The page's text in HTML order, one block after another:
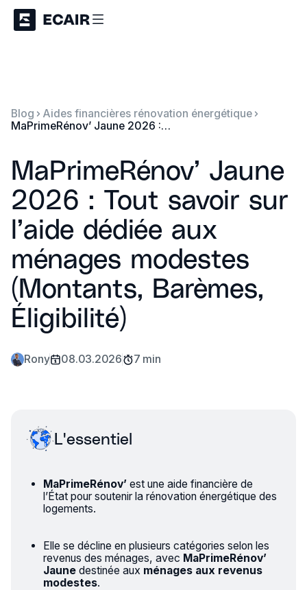
Blog
Aides financières rénovation énergétique
MaPrimeRénov’ Jaune 2026 : Tout savoir sur l’aide dédiée aux ménages modestes (Montants, Barèmes, Éligibilité)
MaPrimeRénov’ Jaune
2026 : Tout savoir sur
l’aide dédiée aux
ménages modestes
(Montants, Barèmes,
Éligibilité)
Rony 08.03.2026 7 min
L'essentiel
MaPrimeRénov’est une aide financière de
l’État pour soutenir la rénovation énergétique des
logements.
Elle se décline en plusieurs catégories selon les
revenus des ménages, avec MaPrimeRénov’
Jaunedestinée aux ménages aux revenus
modestes.